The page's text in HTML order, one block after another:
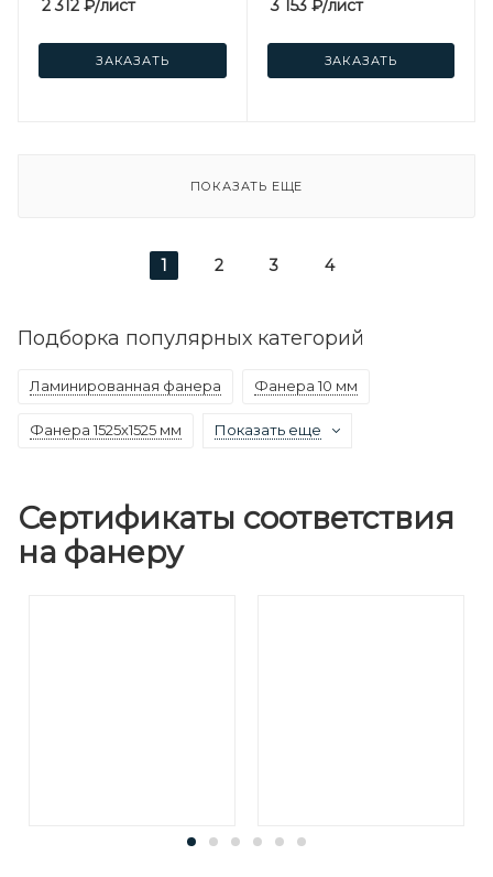
2 312 ₽/лист
ЗАКАЗАТЬ
3 153₽/лист
ЗАКАЗАТЬ
ПОКАЗАТЬ ЕЩЕ
1 2 3 4
Подборка популярных категорий
Ламинированная фанера Фанера 10 мм
Фанера 1525х1525 мм Показать еще
Сертификаты соответствия
на фанеру